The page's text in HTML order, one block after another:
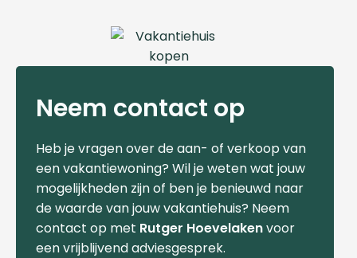
Neem contact op
Heb je vragen over de aan- of verkoop van
een vakantiewoning? Wil je weten wat jouw
mogelijkheden zijn of ben je benieuwd naar
de waarde van jouw vakantiehuis? Neem
contact op met Rutger Hoevelakenvoor
een vrijblijvend adviesgesprek.